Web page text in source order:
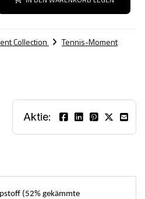
Collection Tennis-Moment
Aktie:
(52% gekämmte